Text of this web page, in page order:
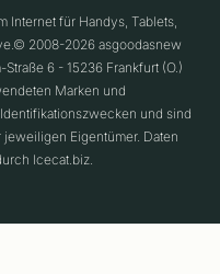
Internet für Handys, Tablets,
2008-2026 asgoodasnew
6 - 15236 Frankfurt (O.)
Marken und
und sind
Eigentümer. Daten
Icecat.biz.